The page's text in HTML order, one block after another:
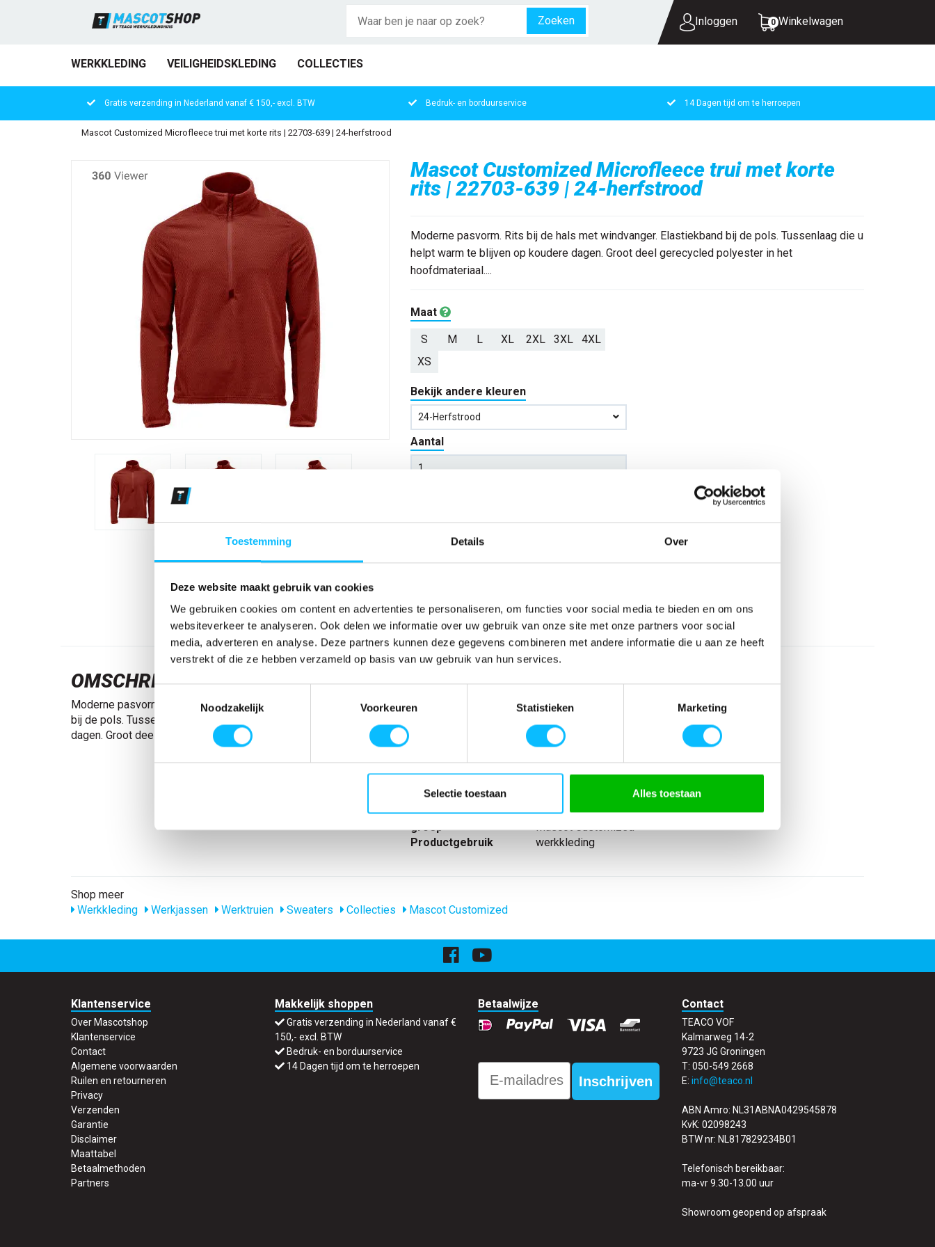
Toestemming Details Over
Deze website maakt gebruik van cookies
We gebruiken cookies om content en advertenties te personaliseren, om functies voor social media te bieden en om ons
websiteverkeer te analyseren. Ook delen we informatie over uw gebruik van onze site met onze partners voor social
media, adverteren en analyse. Deze partners kunnen deze gegevens combineren met andere informatie die u aan ze heeft
verstrekt of die ze hebben verzameld op basis van uw gebruik van hun services.
Toestemmingsselectie
Noodzakelijk
Voorkeuren Statistieken Marketing
Selectie toestaan Alles toestaan
Zoeken Inloggen 0 Winkelwagen
WERKKLEDING VEILIGHEIDSKLEDING COLLECTIES
UW WINKELWAGEN IS LEEG.
Gratis verzending in Nederland vanaf € 150,- excl. BTW Bedruk- en borduurservice 14 Dagen tijd om te herroepen
Mascot Customized Microfleece trui met korte rits | 22703-639 | 24-herfstrood
Mascot Customized Microfleece trui met korte
rits | 22703-639 | 24-herfstrood
Moderne pasvorm. Rits bij de hals met windvanger. Elastiekband bij de pols. Tussenlaag die u
helpt warm te blijven op koudere dagen. Groot deel gerecycled polyester in het
hoofdmateriaal....
Maat
S M L XL 2XL 3XL
4XL
XS
Bekijk andere kleuren
24-Herfstrood
Aantal
Kies kleur/maat € 51,30
Niet zeker wat jou maat is?Bekijk maattabel
OMSCHRIJVING
Moderne pasvorm. Rits bij de hals met windvanger. Elastiekband
bij de pols. Tussenlaag die u helpt warm te blijven op koudere
dagen. Groot deel gerecycled polyester in het hoofdmateriaal.
SPECIFICATIES
Artikelnummer
-
22703
Mascot
Materiaal
100% polyester
Producttype
Collecties Mascot
Mascot Customized
groep
Mascot Customized
Productgebruik
werkkleding
Shop meer
Werkkleding
Werkjassen Werktruien Sweaters Collecties Mascot Customized
Klantenservice
Over Mascotshop
Klantenservice
Contact
Algemene voorwaarden
Ruilen en retourneren
Privacy
Verzenden
Garantie
Disclaimer
Maattabel
Betaalmethoden
Partners
Makkelijk shoppen
Gratis verzending in Nederland vanaf €
150,- excl. BTW
Bedruk- en borduurservice
14 Dagen tijd om te herroepen
Betaalwijze
Email
Inschrijven
Contact
TEACO VOF
Kalmarweg 14-2
9723 JG Groningen
T: 050-549 2668
E: info@teaco.nl
ABN Amro: NL31ABNA0429545878
KvK: 02098243
BTW nr: NL817829234B01
Telefonisch bereikbaar:
ma-vr 9.30-13.00 uur
Showroom geopend op afspraak